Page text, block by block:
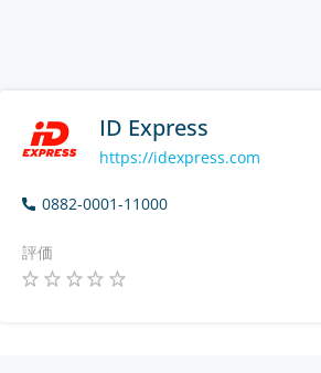
ID Express
https://idexpress.com
0882-0001-11000
評価